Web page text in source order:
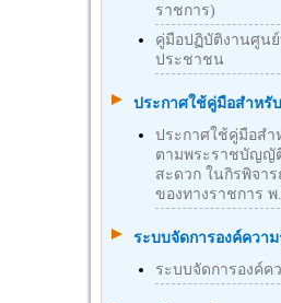
ราชการ)
คู่มือปฏิบัติงานศูนย์
ประชาชน
ประกาศใช้คู่มือสำหรั
ประกาศใช้คู่มือส
ตามพระราชบัญญั
สะดวก ในกิรพิจา
ของทางราชการ พ
ระบบจัดการองค์ความ
ระบบจัดการองค์ค